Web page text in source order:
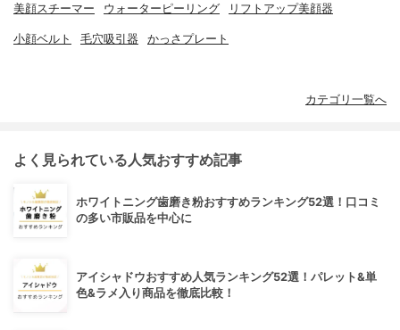
美顔スチーマー ウォーターピーリング リフトアップ美顔器
小顔ベルト 毛穴吸引器 かっさプレート
カテゴリ一覧へ
よく見られている人気おすすめ記事
ホワイトニング歯磨き粉おすすめランキング52選！口コミ
の多い市販品を中心に
アイシャドウおすすめ人気ランキング52選！パレット&単
色&ラメ入り商品を徹底比較！